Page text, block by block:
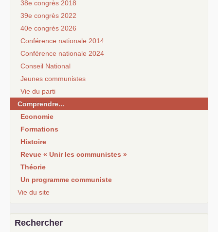
38e congrès 2018
39e congrès 2022
40e congrès 2026
Conférence nationale 2014
Conférence nationale 2024
Conseil National
Jeunes communistes
Vie du parti
Comprendre...
Economie
Formations
Histoire
Revue « Unir les communistes »
Théorie
Un programme communiste
Vie du site
Rechercher